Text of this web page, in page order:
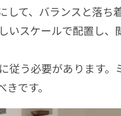
Fukuoka-shi,
て、バランスと落ち
いスケールで配置し
う必要があります
です。